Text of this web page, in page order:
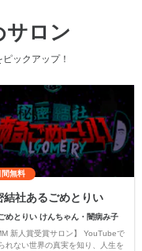
サロン
ックアップ！
無料
結社あるごめとりい
めとりい けんちゃん・闇病み子
新人賞受賞サロン】 YouTubeで
れない世界の真実を知り、人生を